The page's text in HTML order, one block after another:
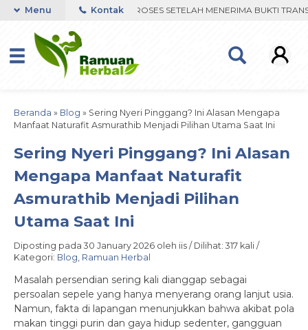
PENGIRIMAN DIPROSES SETELAH MENERIMA BUKTI
Menu Kontak
Beranda » Blog » Sering Nyeri Pinggang? Ini Alasan Mengapa
Manfaat Naturafit Asmurathib Menjadi Pilihan Utama Saat Ini
Sering Nyeri Pinggang? Ini Alasan
Mengapa Manfaat Naturafit
Asmurathib Menjadi Pilihan
Utama Saat Ini
Diposting pada 30 January 2026 oleh iis / Dilihat: 317 kali /
Kategori: Blog, Ramuan Herbal
Masalah persendian sering kali dianggap sebagai
persoalan sepele yang hanya menyerang orang lanjut usia.
Namun, fakta di lapangan menunjukkan bahwa akibat pola
makan tinggi purin dan gaya hidup sedenter, gangguan